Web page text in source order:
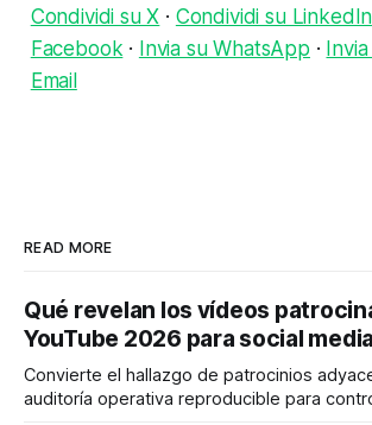
Condividi su X · Condividi su LinkedIn
Facebook· Invia su WhatsApp ·
Email
READ MORE
Qué revelan los vídeos
YouTube 2026 para social
Convierte el hallazgo de patrocinios
auditoría operativa reproducible para